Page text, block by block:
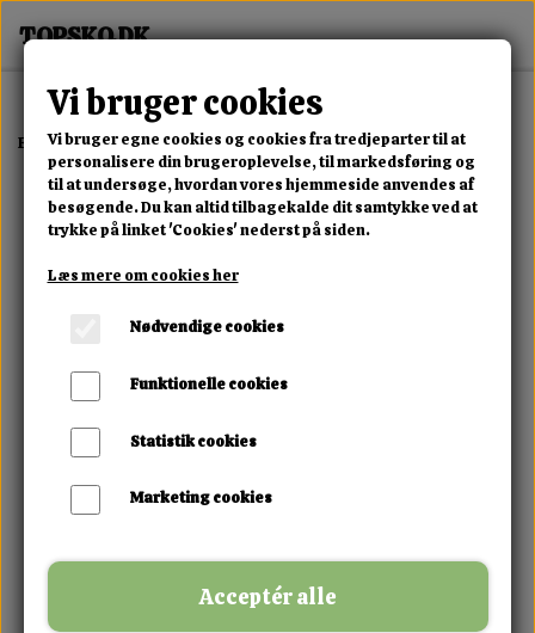
Forside Erotisk Kollektion Dvd Smothering Bitches Volume 49
Vi bruger cookies
Vi bruger egne cookies og cookies fra tredjeparter til at
personalisere din brugeroplevelse, til markedsføring og
til at undersøge, hvordan vores hjemmeside anvendes af
besøgende. Du kan altid tilbagekalde dit samtykke ved at
trykke på linket 'Cookies' nederst på siden.
Læs mere om cookies her
Nødvendige cookies
Funktionelle cookies
Statistik cookies
Marketing cookies
Acceptér alle